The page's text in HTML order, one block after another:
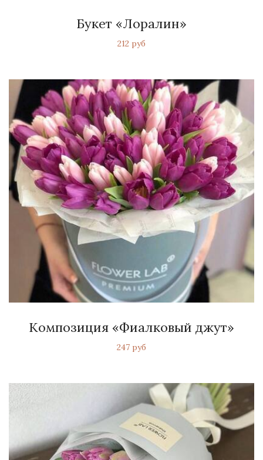
Букет «Лоралин»
212 руб
Композиция «Фиалковый джут»
247 руб